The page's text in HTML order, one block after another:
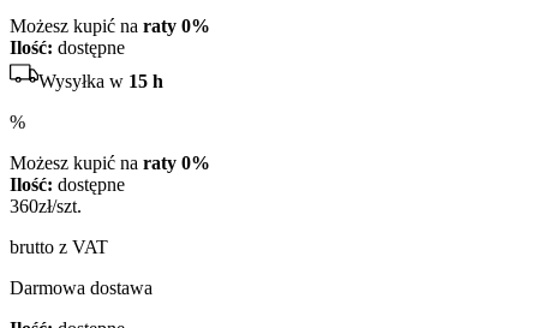
Możesz kupić na raty 0%
Ilość: dostępne
Wysyłka w 15 h
%
Możesz kupić na raty 0%
Ilość: dostępne
360zł/szt.
brutto z VAT
Darmowa dostawa